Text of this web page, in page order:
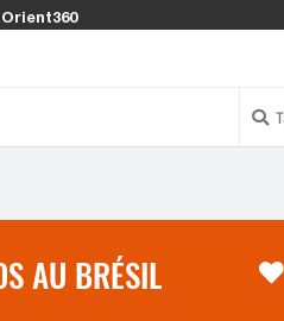
Orient360
AU BRÉSIL